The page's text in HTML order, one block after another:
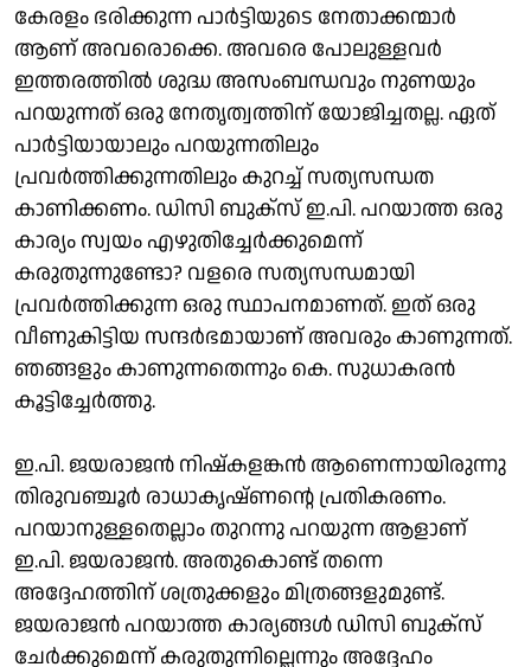
കേരളം ഭരിക്കുന്ന പാര്‍ട്ടിയുടെ നേതാക്കന്മാര്‍
ആണ് അവരൊക്കെ. അവരെ പോലുള്ളവര്‍
ഇത്തരത്തില്‍ ശുദ്ധ അസംബന്ധവും നുണയും
പറയുന്നത് ഒരു നേതൃത്വത്തിന് യോജിച്ചതല്ല. ഏത്
പാര്‍ട്ടിയായാലും പറയുന്നതിലും
പ്രവര്‍ത്തിക്കുന്നതിലും കുറച്ച് സത്യസന്ധത
കാണിക്കണം. ഡിസി ബുക്‌സ് ഇ.പി. പറയാത്ത ഒരു
കാര്യം സ്വയം എഴുതിച്ചേര്‍ക്കുമെന്ന്
കരുതുന്നുണ്ടോ? വളരെ സത്യസന്ധമായി
പ്രവര്‍ത്തിക്കുന്ന ഒരു സ്ഥാപനമാണത്. ഇത് ഒരു
വീണുകിട്ടിയ സന്ദര്‍ഭമായാണ് അവരും കാണുന്നത്.
ഞങ്ങളും കാണുന്നതെന്നും കെ. സുധാകരന്‍
കൂട്ടിച്ചേര്‍ത്തു.
ഇ.പി. ജയരാജന്‍ നിഷ്‌കളങ്കന്‍ ആണെന്നായിരുന്നു
തിരുവഞ്ചൂര്‍ രാധാകൃഷ്ണന്റെ പ്രതികരണം.
പറയാനുള്ളതെല്ലാം തുറന്നു പറയുന്ന ആളാണ്
ഇ.പി. ജയരാജന്‍. അതുകൊണ്ട് തന്നെ
അദ്ദേഹത്തിന് ശത്രുക്കളും മിത്രങ്ങളുമുണ്ട്.
ജയരാജന്‍ പറയാത്ത കാര്യങ്ങള്‍ ഡിസി ബുക്‌സ്
ചേര്‍ക്കുമെന്ന് കരുതുന്നില്ലെന്നും അദ്ദേഹം